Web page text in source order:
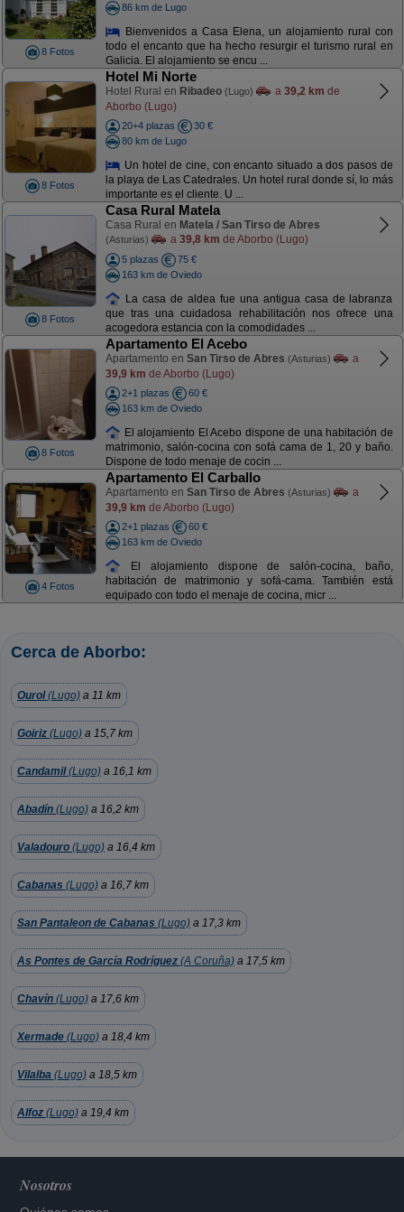
8 Fotos
86 km de Lugo
Bienvenidos a Casa Elena, un alojamiento rural con
todo el encanto que ha hecho resurgir el turismo rural en
Galicia. El alojamiento se encu ...
8 Fotos
Hotel Mi Norte
Hotel Rural en Ribadeo (Lugo) a 39,2 km de
Aborbo (Lugo)
20+4 plazas
30 €
80 km de Lugo
Un hotel de cine, con encanto situado a dos pasos de
la playa de Las Catedrales. Un hotel rural donde sí, lo más
importante es el cliente. U ...
8 Fotos
Casa Rural Matela
Casa Rural en Matela / San Tirso de Abres
(Asturias) a 39,8 km de Aborbo (Lugo)
5 plazas
75 €
163 km de Oviedo
La casa de aldea fue una antigua casa de labranza
que tras una cuidadosa rehabilitación nos ofrece una
acogedora estancia con la comodidades ...
8 Fotos
Apartamento El Acebo
Apartamento en San Tirso de Abres (Asturias)
a
39,9 km de Aborbo (Lugo)
2+1 plazas
60 €
163 km de Oviedo
El alojamiento El Acebo dispone de una habitación de
matrimonio, salón-cocina con sofá cama de 1, 20 y baño.
Dispone de todo menaje de cocin ...
4 Fotos
Apartamento El Carballo
Apartamento en San Tirso de Abres (Asturias)
a
39,9 km de Aborbo (Lugo)
2+1 plazas
60 €
163 km de Oviedo
El alojamiento dispone de salón-cocina, baño,
habitación de matrimonio y sofá-cama. También está
equipado con todo el menaje de cocina, micr ...
Cerca de Aborbo:
Ourol(Lugo) a 11 km
Goiriz (Lugo) a 15,7 km
Candamil(Lugo) a 16,1 km
Abadín (Lugo) a 16,2 km
Valadouro (Lugo) a 16,4 km
Cabanas (Lugo) a 16,7 km
San Pantaleon de Cabanas (Lugo) a 17,3 km
As Pontes de García Rodríguez (A Coruña) a 17,5 km
Chavín (Lugo) a 17,6 km
Xermade (Lugo) a 18,4 km
Vilalba (Lugo) a 18,5 km
Alfoz (Lugo) a 19,4 km
Nosotros